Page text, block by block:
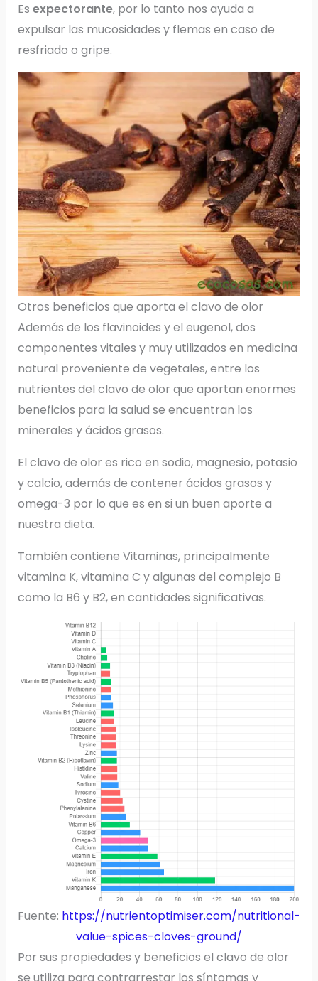
Es expectorante, por lo tanto nos ayuda a
expulsar las mucosidades y flemas en caso de
resfriado o gripe.
Otros beneficios que aporta el clavo de olor
Además de los flavinoides y el eugenol, dos
componentes vitales y muy utilizados en medicina
natural proveniente de vegetales, entre los
nutrientes del clavo de olor que aportan enormes
beneficios para la salud se encuentran los
minerales y ácidos grasos.
El clavo de olor es rico en sodio, magnesio, potasio
y calcio, además de contener ácidos grasos y
omega-3 por lo que es en si un buen aporte a
nuestra dieta.
También contiene Vitaminas, principalmente
vitamina K, vitamina C y algunas del complejo B
como la B6 y B2, en cantidades significativas.
Fuente: https://nutrientoptimiser.com/nutritional-
value-spices-cloves-ground/
Por sus propiedades y beneficios el clavo de olor